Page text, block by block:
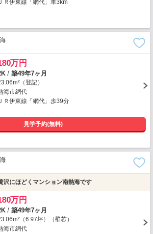
ＪＲ伊東線「網代」車3km
万円
/ 築49年7ヶ月
（登記）
海市網代
ＪＲ伊東線「網代」歩39分
見学予約(無料)
沢にほどくマンション南熱海です
万円
/ 築49年7ヶ月
（6.97坪）（壁芯）
海市網代